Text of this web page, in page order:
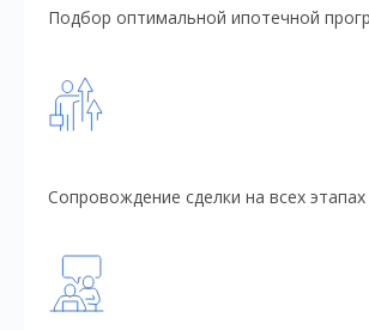
Подбор оптимальной ипотечной
Сопровождение сделки на всех этапах